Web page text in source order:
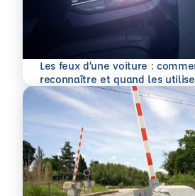
Les feux d’une voiture :
reconnaître et quand les
En savoir plus